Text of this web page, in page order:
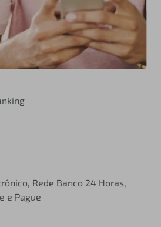
Rede Banco 24 Horas,
e Pague